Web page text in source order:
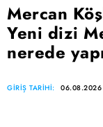
Mercan
Yeni dizi
nerede
GİRİŞ TARİHİ: